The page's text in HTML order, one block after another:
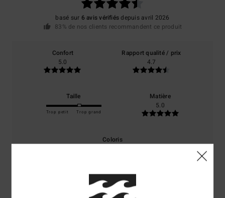
basé sur 6 avis vérifiésdepuis avril 2026
83% de nos clients recommandent ce produit
Confort
5.0
Rapport qualité / prix
4.7
Taille
Trop petit Trop grand
Matière
5.0
Coloris